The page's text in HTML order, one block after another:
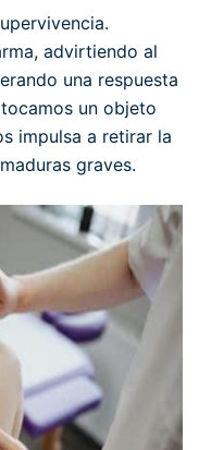
advirtiendo al
una respuesta
un objeto
impulsa a retirar la
graves.